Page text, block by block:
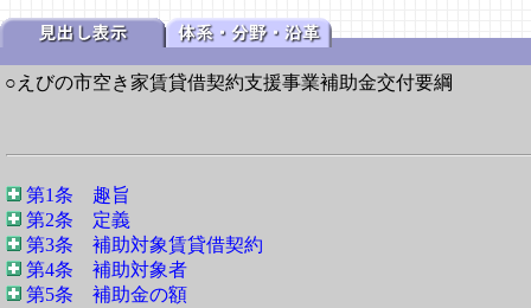
○えびの市空き家賃貸借契約支援事業補助金交付要綱
第1条 趣旨
第2条 定義
第3条 補助対象賃貸借契約
第4条 補助対象者
第5条 補助金の額